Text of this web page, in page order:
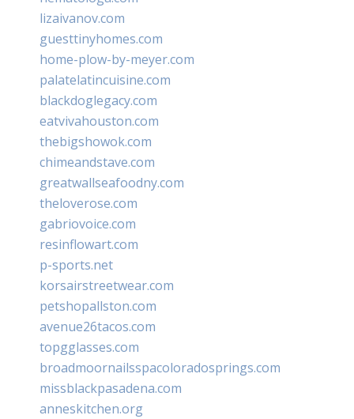
lizaivanov.com
guesttinyhomes.com
home-plow-by-meyer.com
palatelatincuisine.com
blackdoglegacy.com
eatvivahouston.com
thebigshowok.com
chimeandstave.com
greatwallseafoodny.com
theloverose.com
gabriovoice.com
resinflowart.com
p-sports.net
korsairstreetwear.com
petshopallston.com
avenue26tacos.com
topgglasses.com
broadmoornailsspacoloradosprings.com
missblackpasadena.com
anneskitchen.org